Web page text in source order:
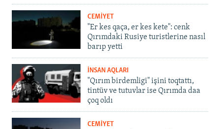
CEMİYET
"Er kes qaça, er kes kete": cenk
Qırımdaki Rusiye turistlerine nasıl
barıp yetti
İNSAN AQLARI
"Qırım birdemligi" işini toqtattı,
tintüv ve tutuvlar ise Qırımda daa
çoq oldı
CEMİYET